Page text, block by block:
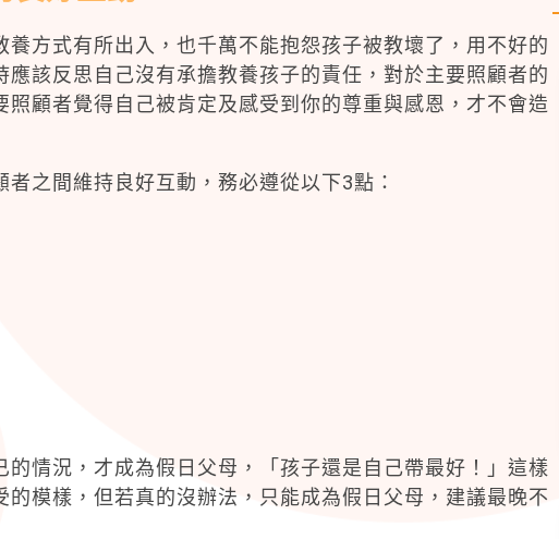
方式有所出入，也千萬不能抱怨孩子被教壞了，用不好的
該反思自己沒有承擔教養孩子的責任，對於主要照顧者的
顧者覺得自己被肯定及感受到你的尊重與感恩，才不會造
之間維持良好互動，務必遵從以下3點：
情況，才成為假日父母，「孩子還是自己帶最好！」這樣
模樣，但若真的沒辦法，只能成為假日父母，建議最晚不